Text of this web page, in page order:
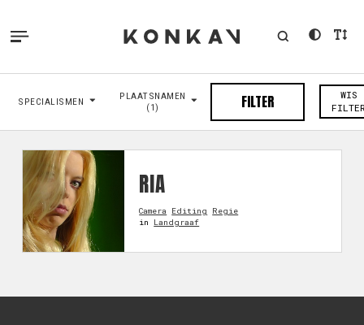
SPECIALISMEN
PLAATSNAMEN
(1)
FILTER
WIS
RIA
Camera Editing
Regie
in Landgraaf